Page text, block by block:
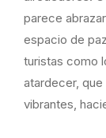
parece
espacio de
turistas como
atardecer,
vibrantes,